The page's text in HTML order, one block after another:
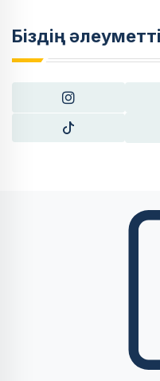
Біздің